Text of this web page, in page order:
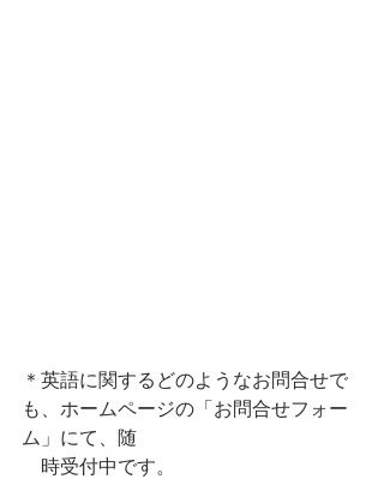
＊英語に関するどのようなお問合せで
も、ホームページの「お問合せフォー
ム」にて、随
時受付中です。